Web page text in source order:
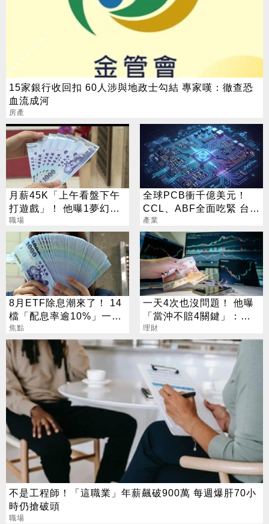
15家銀行收回扣 60人涉與地政士勾結 專家嘆：徹查恐
血流成河
房產
月薪45K「上午看盤下午
打遊戲」！ 他曝1夢幻職
業 網嘆：比保全爽
職場
全球PCB衝千億美元！
CCL、ABF全面吃緊 台廠
迎兆元商機
產業
8月ETF除息潮來了！ 14
檔「配息率逾10%」一次
看
焦點
一天4次也沒問題！ 他曝
「當沖不賠4關鍵」：要
賺很容易
理財
不是工程師！「這職業」年薪飆破900萬 每週爆肝70小
時仍搶破頭
職場